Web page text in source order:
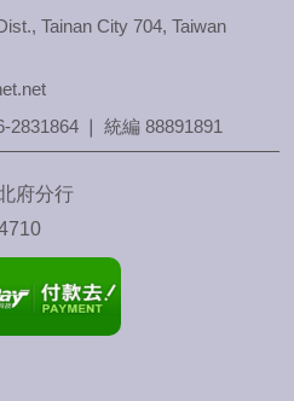
Tainan City 704, Taiwan
2831864 ❘ 統編 88891891
府分行